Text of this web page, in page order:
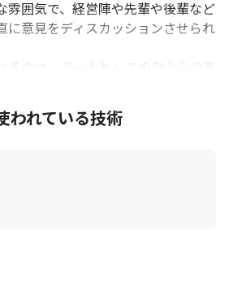
雰囲気で、経営陣や先輩や後輩など
に意見をディスカッションさせられ
るのは、チームとしての向上心の高
さがあります
りたい方は、刺激をたくさん受ける
立って設計を考える、バランスボー
など、多種多様です
われている技術